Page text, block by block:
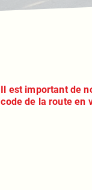
Il est important de
code de la route en